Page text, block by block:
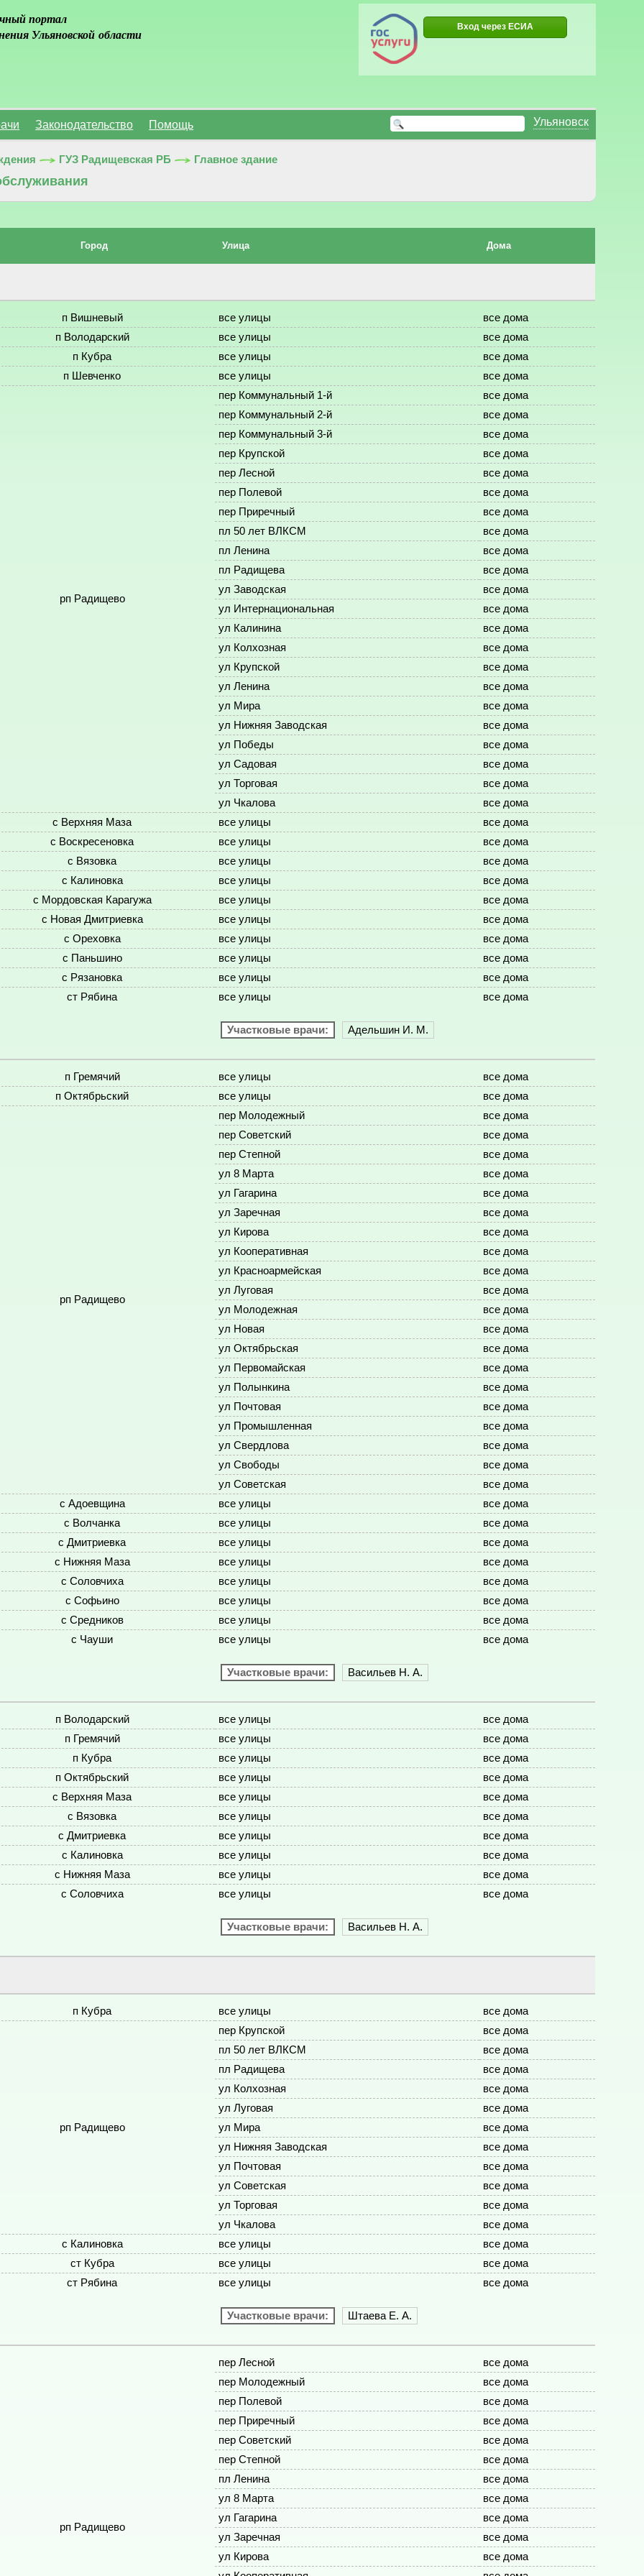
портал
Ульяновской области
Вход через ЕСИА
Ульяновск
Законодательство Помощь
ГУЗ Радищевская РБ Главное здание
Город Улица Дома
п Вишневый все улицы
все дома
п Володарский
все улицы
все дома
п Кубра
все улицы
все дома
п Шевченко
все улицы все дома
рп Радищево
пер Коммунальный 1-й
все дома
пер Коммунальный 2-й
все дома
пер Коммунальный 3-й
все дома
пер Крупской
все дома
пер Лесной
все дома
пер Полевой
все дома
пер Приречный
все дома
пл 50 лет ВЛКСМ
все дома
пл Ленина
все дома
пл Радищева
все дома
ул Заводская
все дома
ул Интернациональная
все дома
ул Калинина
все дома
ул Колхозная
все дома
ул Крупской
все дома
ул Ленина
все дома
ул Мира
все дома
ул Нижняя Заводская
все дома
ул Победы
все дома
ул Садовая
все дома
ул Торговая
все дома
ул Чкалова
все дома
с Верхняя Маза
все улицы
все дома
с Воскресеновка
все улицы
все дома
с Вязовка
все улицы
все дома
с Калиновка
все улицы
все дома
с Мордовская Карагужа
все улицы
все дома
с Новая Дмитриевка
все улицы
все дома
с Ореховка
все улицы
все дома
с Паньшино
все улицы
все дома
с Рязановка
все улицы
все дома
ст Рябина
все улицы все дома
Участковые врачи: Адельшин И. М.
п Гремячий все улицы
все дома
п Октябрьский
все улицы все дома
рп Радищево
пер Молодежный
все дома
пер Советский
все дома
пер Степной
все дома
ул 8 Марта
все дома
ул Гагарина
все дома
ул Заречная
все дома
ул Кирова
все дома
ул Кооперативная
все дома
ул Красноармейская
все дома
ул Луговая
все дома
ул Молодежная
все дома
ул Новая
все дома
ул Октябрьская
все дома
ул Первомайская
все дома
ул Полынкина
все дома
ул Почтовая
все дома
ул Промышленная
все дома
ул Свердлова
все дома
ул Свободы
все дома
ул Советская
все дома
с Адоевщина
все улицы
все дома
с Волчанка
все улицы
все дома
с Дмитриевка
все улицы
все дома
с Нижняя Маза
все улицы
все дома
с Соловчиха
все улицы
все дома
с Софьино
все улицы
все дома
с Средников
все улицы
все дома
с Чауши
все улицы все дома
Участковые врачи: Васильев Н. А.
п Володарский все улицы
все дома
п Гремячий
все улицы
все дома
п Кубра
все улицы
все дома
п Октябрьский
все улицы
все дома
с Верхняя Маза
все улицы
все дома
с Вязовка
все улицы
все дома
с Дмитриевка
все улицы
все дома
с Калиновка
все улицы
все дома
с Нижняя Маза
все улицы
все дома
с Соловчиха
все улицы все дома
Участковые врачи: Васильев Н. А.
п Кубра все улицы все дома
рп Радищево
пер Крупской
все дома
пл 50 лет ВЛКСМ
все дома
пл Радищева
все дома
ул Колхозная
все дома
ул Луговая
все дома
ул Мира
все дома
ул Нижняя Заводская
все дома
ул Почтовая
все дома
ул Советская
все дома
ул Торговая
все дома
ул Чкалова
все дома
с Калиновка
все улицы
все дома
ст Кубра
все улицы
все дома
ст Рябина
все улицы все дома
Участковые врачи: Штаева Е. А.
рп Радищево
пер Лесной
все дома
пер Молодежный
все дома
пер Полевой
все дома
пер Приречный
все дома
пер Советский
все дома
пер Степной
все дома
пл Ленина
все дома
ул 8 Марта
все дома
ул Гагарина
все дома
ул Заречная
все дома
ул Кирова
все дома